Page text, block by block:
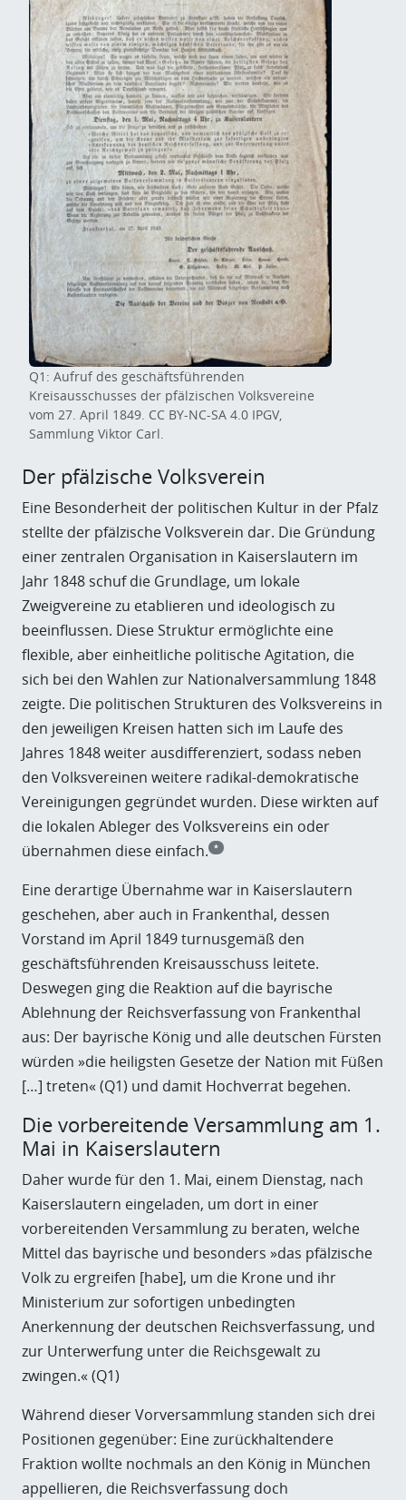
Q1: Aufruf des geschäftsführenden
Kreisausschusses der pfälzischen Volksvereine
vom 27. April 1849. CC BY-NC-SA 4.0 IPGV,
Sammlung Viktor Carl.
Der pfälzische Volksverein
Eine Besonderheit der politischen Kultur in der Pfalz
stellte der pfälzische Volksverein dar. Die Gründung
einer zentralen Organisation in Kaiserslautern im
Jahr 1848 schuf die Grundlage, um lokale
Zweigvereine zu etablieren und ideologisch zu
beeinflussen. Diese Struktur ermöglichte eine
flexible, aber einheitliche politische Agitation, die
sich bei den Wahlen zur Nationalversammlung 1848
zeigte. Die politischen Strukturen des Volksvereins in
den jeweiligen Kreisen hatten sich im Laufe des
Jahres 1848 weiter ausdifferenziert, sodass neben
den Volksvereinen weitere radikal-demokratische
Vereinigungen gegründet wurden. Diese wirkten auf
die lokalen Ableger des Volksvereins ein oder
übernahmen diese einfach. *
Eine derartige Übernahme war in Kaiserslautern
geschehen, aber auch in Frankenthal, dessen
Vorstand im April 1849 turnusgemäß den
geschäftsführenden Kreisausschuss leitete.
Deswegen ging die Reaktion auf die bayrische
Ablehnung der Reichsverfassung von Frankenthal
aus: Der bayrische König und alle deutschen Fürsten
würden »die heiligsten Gesetze der Nation mit Füßen
[…] treten« (Q1) und damit Hochverrat begehen.
Die vorbereitende Versammlung am 1.
Mai in Kaiserslautern
Daher wurde für den 1. Mai, einem Dienstag, nach
Kaiserslautern eingeladen, um dort in einer
vorbereitenden Versammlung zu beraten, welche
Mittel das bayrische und besonders »das pfälzische
Volk zu ergreifen [habe], um die Krone und ihr
Ministerium zur sofortigen unbedingten
Anerkennung der deutschen Reichsverfassung, und
zur Unterwerfung unter die Reichsgewalt zu
zwingen.« (Q1)
Während dieser Vorversammlung standen sich drei
Positionen gegenüber: Eine zurückhaltendere
Fraktion wollte nochmals an den König in München
appellieren, die Reichsverfassung doch